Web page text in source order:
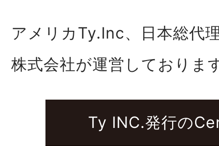
アメリカTy.Inc、日本総代
株式会社が運営しておりま
Ty INC.発行の